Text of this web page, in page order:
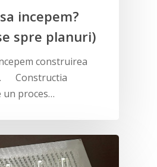
incepem?
spre planuri)
construirea
Constructia
un proces…